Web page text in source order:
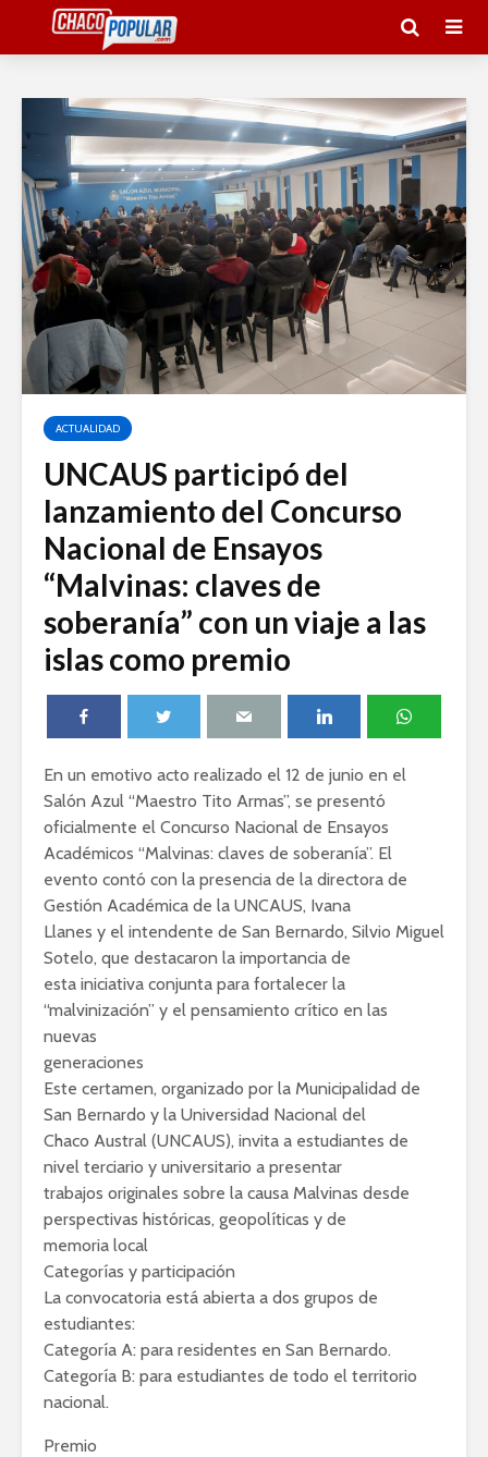
ACTUALIDAD
UNCAUS participó del
lanzamiento del Concurso
Nacional de Ensayos
“Malvinas: claves de
soberanía” con un viaje a las
islas como premio
En un emotivo acto realizado el 12 de junio en el
Salón Azul “Maestro Tito Armas”, se presentó
oficialmente el Concurso Nacional de Ensayos
Académicos “Malvinas: claves de soberanía”. El
evento contó con la presencia de la directora de
Gestión Académica de la UNCAUS, Ivana
Llanes y el intendente de San Bernardo, Silvio Miguel
Sotelo, que destacaron la importancia de
esta iniciativa conjunta para fortalecer la
“malvinización” y el pensamiento crítico en las
nuevas
generaciones
Este certamen, organizado por la Municipalidad de
San Bernardo y la Universidad Nacional del
Chaco Austral (UNCAUS), invita a estudiantes de
nivel terciario y universitario a presentar
trabajos originales sobre la causa Malvinas desde
perspectivas históricas, geopolíticas y de
memoria local
Categorías y participación
La convocatoria está abierta a dos grupos de
estudiantes:
Categoría A: para residentes en San Bernardo.
Categoría B: para estudiantes de todo el territorio
nacional.
Premio